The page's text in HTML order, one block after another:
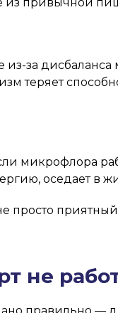
за
теряет
микрофлора
оседает в
не